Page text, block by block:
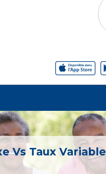
Vs Taux Variable